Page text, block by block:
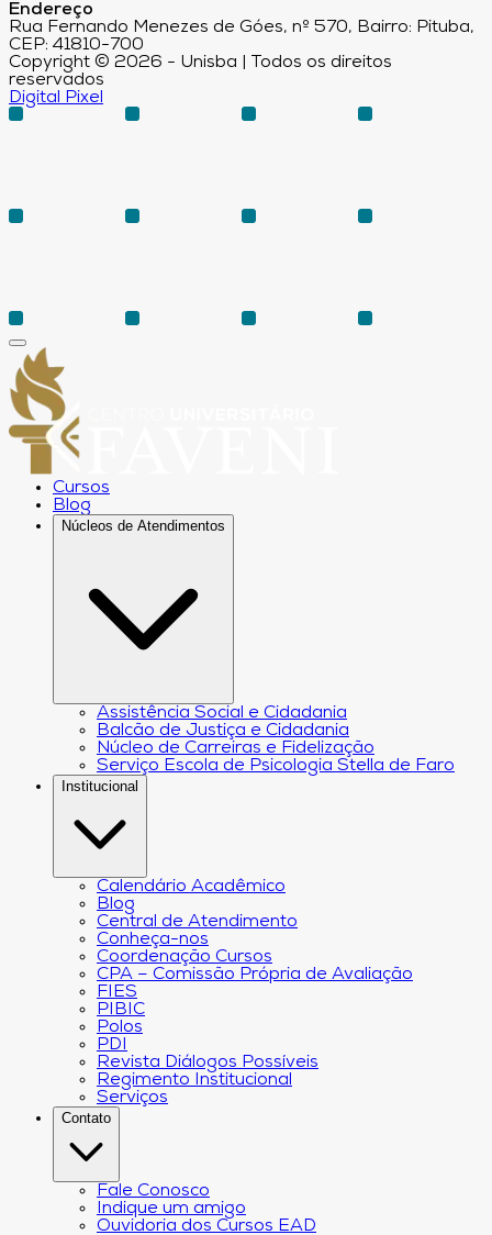
Endereço
Rua Fernando Menezes de Góes, nº 570, Bairro: Pituba,
CEP: 41810-700
Copyright © 2026 - Unisba | Todos os direitos
reservados
Digital Pixel
Cursos
Blog
Núcleos de Atendimentos
Assistência Social e Cidadania
Balcão de Justiça e Cidadania
Núcleo de Carreiras e Fidelização
Serviço Escola de Psicologia Stella de Faro
Institucional
Calendário Acadêmico
Blog
Central de Atendimento
Conheça-nos
Coordenação Cursos
CPA – Comissão Própria de Avaliação
FIES
PIBIC
Polos
PDI
Revista Diálogos Possíveis
Regimento Institucional
Serviços
Contato
Fale Conosco
Indique um amigo
Ouvidoria dos Cursos EAD